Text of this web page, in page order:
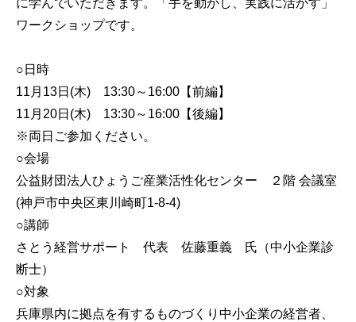
に学んでいただきます。「手を動かし、実践に活かす」
ワークショップです。
○日時
11月13日(木) 13:30～16:00【前編】
11月20日(木) 13:30～16:00【後編】
※両日ご参加ください。
○会場
公益財団法人ひょうご産業活性化センター ２階 会議室
(神戸市中央区東川崎町1-8-4)
○講師
さとう経営サポート 代表 佐藤重義 氏（中小企業診
断士）
○対象
兵庫県内に拠点を有するものづくり中小企業の経営者、